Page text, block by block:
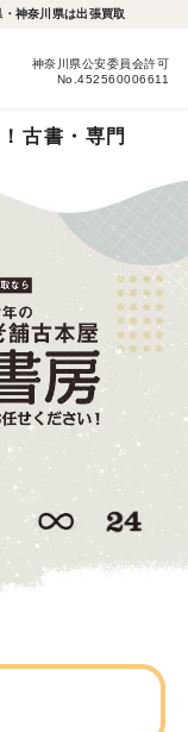
神奈川県は出張買取
神奈川県公安委員会許可
No.452560006611
古書・専門